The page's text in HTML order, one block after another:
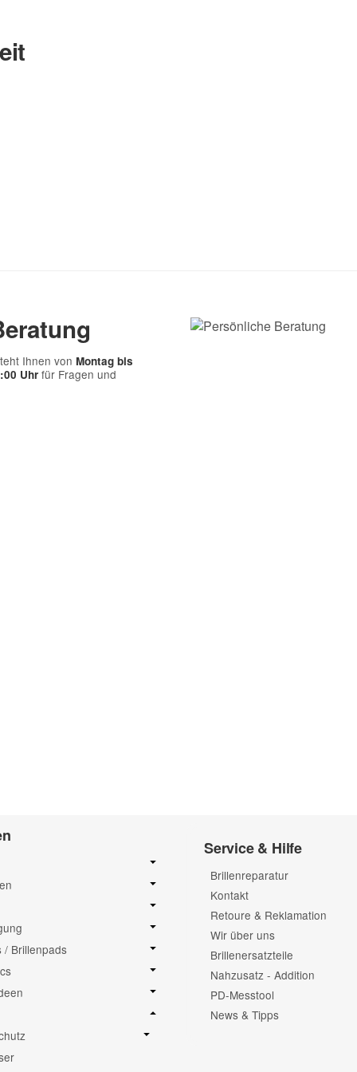
Ihnen von Montag bis
Uhr für Fragen und
/ Brillenpads
Service & Hilfe
Brillenreparatur
Kontakt
Retoure & Reklamation
Wir über uns
Brillenersatzteile
Nahzusatz - Addition
PD-Messtool
News & Tipps